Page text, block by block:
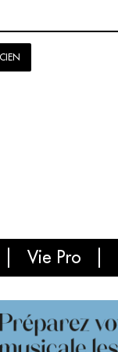
Vie Pro